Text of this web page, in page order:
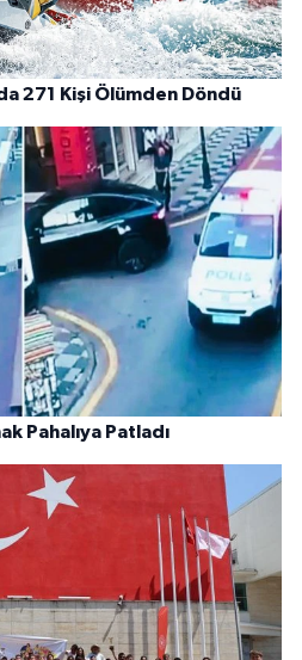
271 Kişi Ölümden Döndü
Pahalıya Patladı